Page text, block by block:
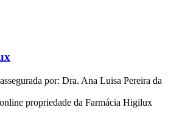
por: Dra. Ana Luisa Pereira da
propriedade da Farmácia Higilux